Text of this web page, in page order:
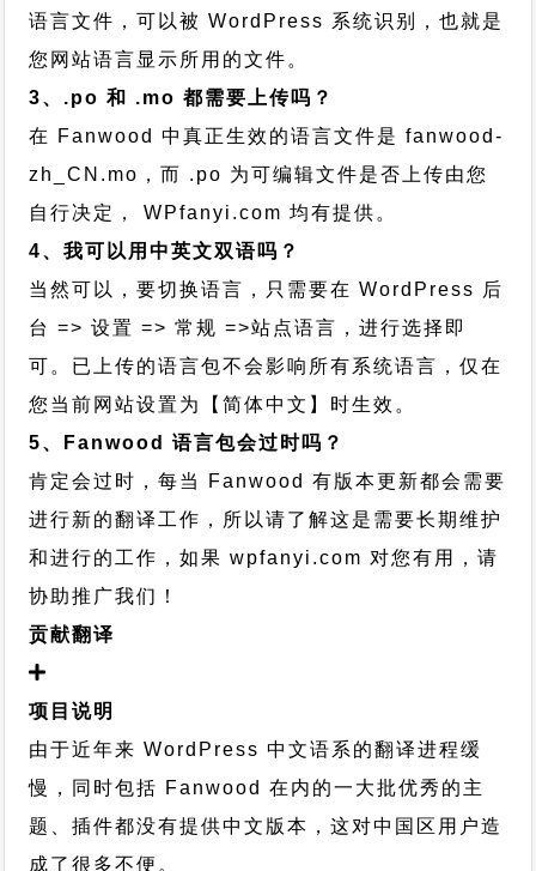
语言文件，可以被 WordPress 系统识别，也就是
您网站语言显示所用的文件。
3、.po 和 .mo 都需要上传吗？
在 Fanwood 中真正生效的语言文件是 fanwood-
zh_CN.mo，而 .po 为可编辑文件是否上传由您
自行决定， WPfanyi.com 均有提供。
4、我可以用中英文双语吗？
当然可以，要切换语言，只需要在 WordPress 后
台 => 设置 => 常规 =>站点语言，进行选择即
可。已上传的语言包不会影响所有系统语言，仅在
您当前网站设置为【简体中文】时生效。
5、Fanwood 语言包会过时吗？
肯定会过时，每当 Fanwood 有版本更新都会需要
进行新的翻译工作，所以请了解这是需要长期维护
和进行的工作，如果 wpfanyi.com 对您有用，请
协助推广我们！
贡献翻译
项目说明
由于近年来 WordPress 中文语系的翻译进程缓
慢，同时包括 Fanwood 在内的一大批优秀的主
题、插件都没有提供中文版本，这对中国区用户造
成了很多不便。